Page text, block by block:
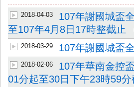
2018-04-03
107年謝國城盃
至107年4月8日17時整截止
2018-03-29 107年謝國城盃
2018-02-06
107年華南金控
01分起至30日下午23時59分